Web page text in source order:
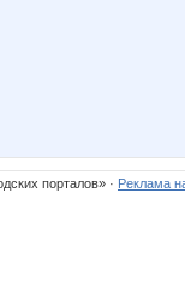
порталов» · Реклама